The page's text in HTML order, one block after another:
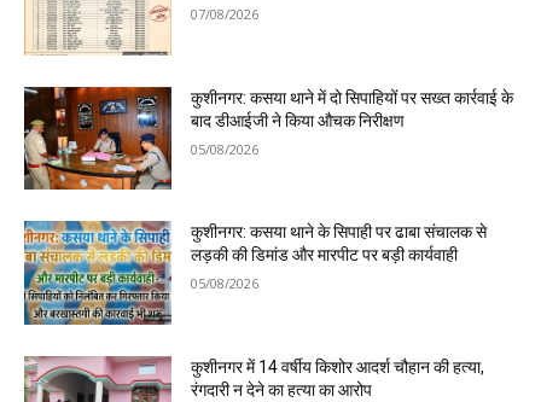
07/08/2026
कुशीनगर: कसया थाने में दो सिपाहियों पर सख्त कार्रवाई के
बाद डीआईजी ने किया औचक निरीक्षण
05/08/2026
कुशीनगर: कसया थाने के सिपाही पर ढाबा संचालक से
लड़की की डिमांड और मारपीट पर बड़ी कार्यवाही
05/08/2026
कुशीनगर में 14 वर्षीय किशोर आदर्श चौहान की हत्या,
रंगदारी न देने का हत्या का आरोप